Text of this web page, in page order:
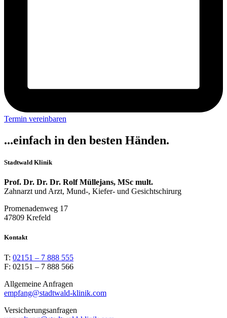
Termin vereinbaren
...einfach in den besten Händen.
Stadtwald Klinik
Prof. Dr. Dr. Dr. Rolf Müllejans, MSc mult.
Zahnarzt und Arzt, Mund-, Kiefer- und Gesichtschirurg
Promenadenweg 17
47809 Krefeld
Kontakt
T: 02151 – 7 888 555
F: 02151 – 7 888 566
Allgemeine Anfragen
empfang@stadtwald-klinik.com
Versicherungsanfragen